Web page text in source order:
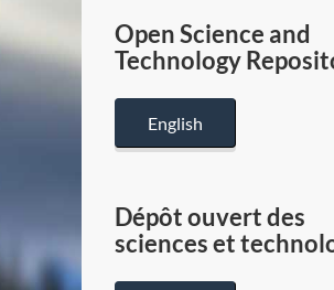
Open Science and
Technology
English
Dépôt ouvert des
sciences et